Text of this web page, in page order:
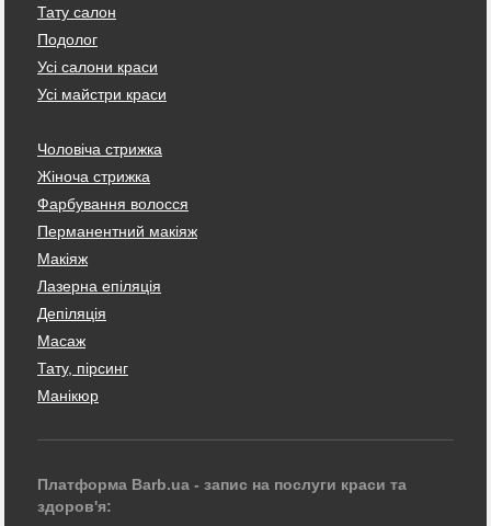
Тату салон
Подолог
Усі салони краси
Усі майстри краси
Чоловіча стрижка
Жіноча стрижка
Фарбування волосся
Перманентний макіяж
Макіяж
Лазерна епіляція
Депіляція
Масаж
Тату, пірсинг
Манікюр
Платформа Barb.ua - запис на послуги краси та
здоров'я: